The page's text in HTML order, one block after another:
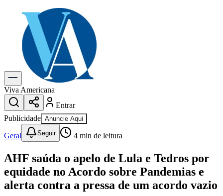
Explore Tudo
Últimas Notícias
Previsão do Tempo
Dia a Dia & Lazer
Gastronomia
Cinema & Shows
Para Sua Empresa
Anuncie no Portal
Cadastrar Empresa
Divulgar VagasNovo
Publicidade Legal
Eleições
Segurança
Saúde
Cultura
Viva Americana
Entrar
Publicidade Anuncie Aqui
Geral Seguir 4 min de leitura
AHF saúda o apelo de Lula e Tedros por
equidade no Acordo sobre Pandemias e
alerta contra a pressa de um acordo vazio